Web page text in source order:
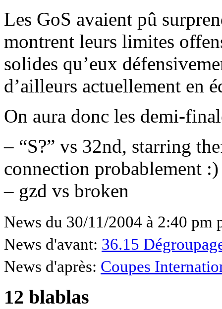
Les GoS avaient pû
montrent leurs limites
solides qu’eux
d’ailleurs actuellement en
On aura donc les demi-
–
S?
vs 32nd, starring
connection probablement :)
– gzd vs broken
News du 30/11/2004 à 2:40 pm
News d'avant: 36.15
News d'après: Coupes
12 blablas